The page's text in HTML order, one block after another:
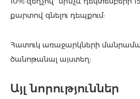
քարտով գնելու դեպքում:
Հատուկ առաջարկների
ծանոթանալ այստեղ:
Այլ նորություններ